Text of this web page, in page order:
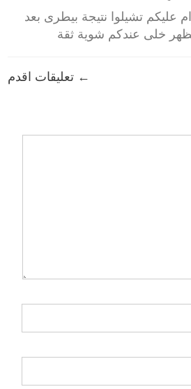
عليكم تشيلوا نتيجة بيطرى بعد
خلى عندكم شوية ثقة
← تعليقات اقدم